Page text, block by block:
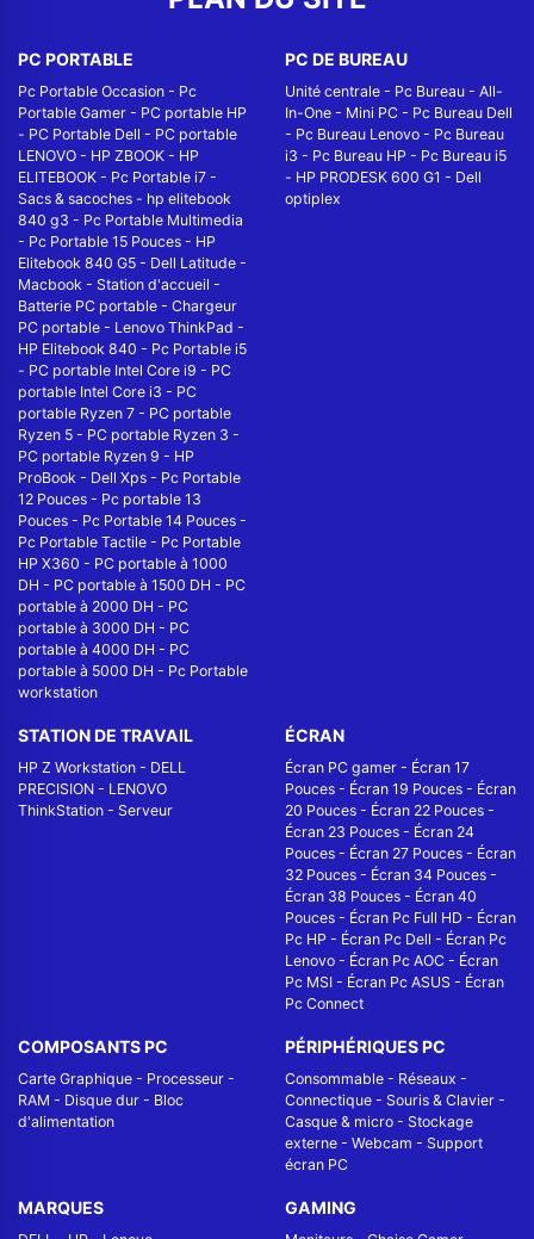
PC PORTABLE
Pc Portable Occasion - Pc
Portable Gamer - PC portable HP
- PC Portable Dell - PC portable
LENOVO - HP ZBOOK - HP
ELITEBOOK - Pc Portable i7 -
Sacs & sacoches - hp elitebook
840 g3 - Pc Portable Multimedia
- Pc Portable 15 Pouces - HP
Elitebook 840 G5 - Dell Latitude -
Macbook - Station d'accueil -
Batterie PC portable - Chargeur
PC portable - Lenovo ThinkPad -
HP Elitebook 840 - Pc Portable i5
- PC portable Intel Core i9 - PC
portable Intel Core i3 - PC
portable Ryzen 7 - PC portable
Ryzen 5 - PC portable Ryzen 3 -
PC portable Ryzen 9 - HP
ProBook - Dell Xps - Pc Portable
12 Pouces - Pc portable 13
Pouces - Pc Portable 14 Pouces -
Pc Portable Tactile - Pc Portable
HP X360 - PC portable à 1000
DH - PC portable à 1500 DH - PC
portable à 2000 DH - PC
portable à 3000 DH - PC
portable à 4000 DH - PC
portable à 5000 DH - Pc Portable
workstation
PC DE BUREAU
Unité centrale - Pc Bureau - All-
In-One - Mini PC - Pc Bureau Dell
- Pc Bureau Lenovo - Pc Bureau
i3 - Pc Bureau HP - Pc Bureau i5
- HP PRODESK 600 G1 - Dell
optiplex
STATION DE TRAVAIL
HP Z Workstation - DELL
PRECISION - LENOVO
ThinkStation - Serveur
ÉCRAN
Écran PC gamer - Écran 17
Pouces - Écran 19 Pouces - Écran
20 Pouces - Écran 22 Pouces -
Écran 23 Pouces - Écran 24
Pouces - Écran 27 Pouces - Écran
32 Pouces - Écran 34 Pouces -
Écran 38 Pouces - Écran 40
Pouces - Écran Pc Full HD - Écran
Pc HP - Écran Pc Dell - Écran Pc
Lenovo - Écran Pc AOC - Écran
Pc MSI - Écran Pc ASUS - Écran
Pc Connect
COMPOSANTS PC
Carte Graphique - Processeur -
RAM - Disque dur - Bloc
d'alimentation
PÉRIPHÉRIQUES PC
Consommable - Réseaux -
Connectique - Souris & Clavier -
Casque & micro - Stockage
externe - Webcam - Support
écran PC
MARQUES GAMING